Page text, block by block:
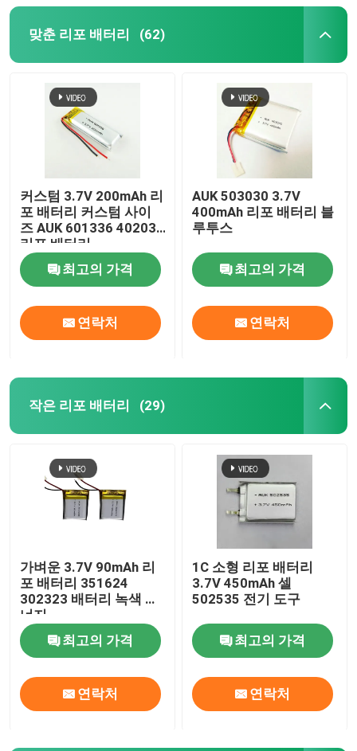
맞춘 리포 배터리 (62)
커스텀 3.7V 200mAh 리
포 배터리 커스텀 사이
즈 AUK 601336 402030
리포 배터리
최고의 가격
연락처
AUK 503030 3.7V
400mAh 리포 배터리 블
루투스
최고의 가격
연락처
작은 리포 배터리 (29)
가벼운 3.7V 90mAh 리
포 배터리 351624
302323 배터리 녹색 에
너지
최고의 가격
연락처
1C 소형 리포 배터리
3.7V 450mAh 셀
502535 전기 도구
최고의 가격
연락처